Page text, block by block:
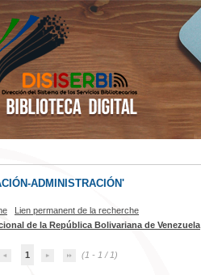
ADMINISTRACIÓN'
Lien permanent de la recherche
de la República Bolivariana de Venezuela
1 (1 - 1 / 1)